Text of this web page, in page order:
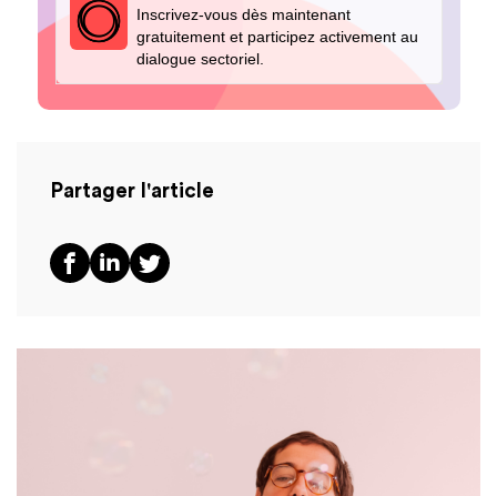
Inscrivez-vous dès maintenant
gratuitement et participez activement au
dialogue sectoriel.
Partager l'article